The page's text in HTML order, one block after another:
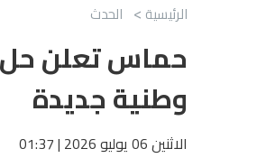
الرئيسية الحدث
حماس تعلن حل
وطنية جديدة
الاثنين 06 يوليو 2026 | 01:37